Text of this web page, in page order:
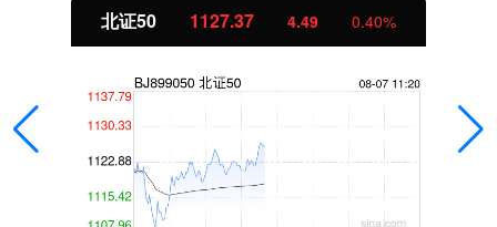
北证50 1127.36 4.49 0.40%